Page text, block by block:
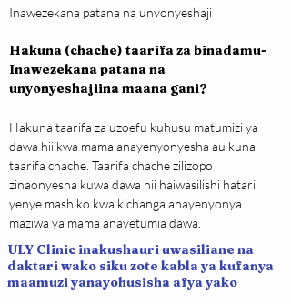
Inawezekana patana na unyonyeshaji
Hakuna (chache) taarifa za binadamu-
Inawezekana patana na
unyonyeshajiina maana gani?
Hakuna taarifa za uzoefu kuhusu matumizi ya
dawa hii kwa mama anayenyonyesha au kuna
taarifa chache. Taarifa chache zilizopo
zinaonyesha kuwa dawa hii haiwasilishi hatari
yenye mashiko kwa kichanga anayenyonya
maziwa ya mama anayetumia dawa.
ULY Clinic inakushauri uwasiliane na
daktari wako siku zote kabla ya kufanya
maamuzi yanayohusisha afya yako